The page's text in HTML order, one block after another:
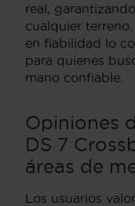
real,
cualquier
en fiabilidad lo
para quienes
mano confiable.
Opiniones
DS 7
áreas de
Los usuarios